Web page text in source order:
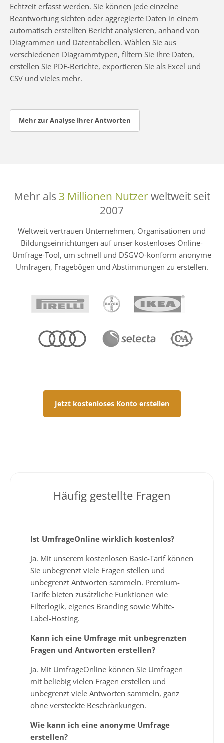
Echtzeit erfasst werden. Sie können jede einzelne
Beantwortung sichten oder aggregierte Daten in einem
automatisch erstellten Bericht analysieren, anhand von
Diagrammen und Datentabellen. Wählen Sie aus
verschiedenen Diagrammtypen, filtern Sie Ihre Daten,
erstellen Sie PDF-Berichte, exportieren Sie als Excel und
CSV und vieles mehr.
Mehr zur Analyse Ihrer Antworten
Mehr als 3 Millionen Nutzerweltweit seit
2007
Weltweit vertrauen Unternehmen, Organisationen und
Bildungseinrichtungen auf unser kostenloses Online-
Umfrage-Tool, um schnell und DSGVO-konform anonyme
Umfragen, Fragebögen und Abstimmungen zu erstellen.
Jetzt kostenloses Konto erstellen
Häufig gestellte Fragen
Ist UmfrageOnline wirklich kostenlos?
Ja. Mit unserem kostenlosen Basic-Tarif können
Sie unbegrenzt viele Fragen stellen und
unbegrenzt Antworten sammeln. Premium-
Tarife bieten zusätzliche Funktionen wie
Filterlogik, eigenes Branding sowie White-
Label-Hosting.
Kann ich eine Umfrage mit unbegrenzten
Fragen und Antworten erstellen?
Ja. Mit UmfrageOnline können Sie Umfragen
mit beliebig vielen Fragen erstellen und
unbegrenzt viele Antworten sammeln, ganz
ohne versteckte Beschränkungen.
Wie kann ich eine anonyme Umfrage
erstellen?